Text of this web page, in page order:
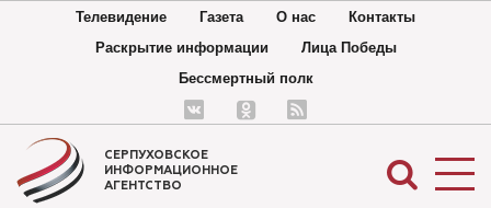
Телевидение Газета О нас
Контакты
Раскрытие информации
Лица Победы
Бессмертный полк
СЕРПУХОВСКОЕ
ИНФОРМАЦИОННОЕ
АГЕНТСТВО